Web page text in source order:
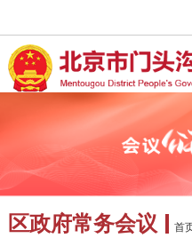
区政府常务会议 首